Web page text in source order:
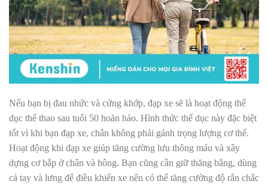
Nếu bạn bị đau nhức và cứng khớp, đạp xe sẽ là hoạt động thể
dục thể thao sau tuổi 50 hoàn hảo. Hình thức thể dục này đặc biệt
tốt vì khi bạn đạp xe, chân không phải gánh trọng lượng cơ thể.
Hoạt động khi đạp xe giúp tăng cường lưu thông máu và xây
dựng cơ bắp ở chân và hông. Bạn cũng cần giữ thăng bằng, dùng
cả tay và lưng để điều khiển xe nên có thể tăng cường độ rắn chắc